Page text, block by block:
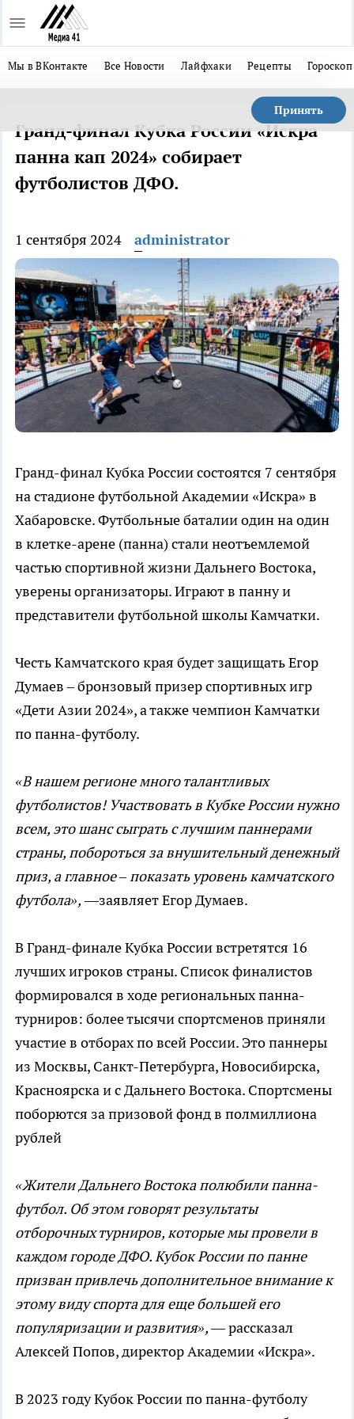
Мы в ВКонтакте Все Новости Лайфхаки Рецепты Гороскоп
Принять
Гранд-финал Кубка России «Искра
панна кап 2024» собирает
футболистов ДФО.
1 сентября 2024 administrator
Гранд-финал Кубка России состоятся 7 сентября
на стадионе футбольной Академии «Искра» в
Хабаровске. Футбольные баталии один на один
в клетке-арене (панна) стали неотъемлемой
частью спортивной жизни Дальнего Востока,
уверены организаторы. Играют в панну и
представители футбольной школы Камчатки.
Честь Камчатского края будет защищать Егор
Думаев – бронзовый призер спортивных игр
«Дети Азии 2024», а также чемпион Камчатки
по панна-футболу.
«В нашем регионе много талантливых
футболистов! Участвовать в Кубке России нужно
всем, это шанс сыграть с лучшим паннерами
страны, побороться за внушительный денежный
приз, а главное – показать уровень камчатского
футбола»,—заявляет Егор Думаев.
В Гранд-финале Кубка России встретятся 16
лучших игроков страны. Список финалистов
формировался в ходе региональных панна-
турниров: более тысячи спортсменов приняли
участие в отборах по всей России. Это паннеры
из Москвы, Санкт-Петербурга, Новосибирска,
Красноярска и с Дальнего Востока. Спортсмены
поборются за призовой фонд в полмиллиона
рублей
«Жители Дальнего Востока полюбили панна-
футбол. Об этом говорят результаты
отборочных турниров, которые мы провели в
каждом городе ДФО. Кубок России по панне
призван привлечь дополнительное внимание к
этому виду спорта для еще большей его
популяризации и развития»,— рассказал
Алексей Попов, директор Академии «Искра».
В 2023 году Кубок России по панна-футболу